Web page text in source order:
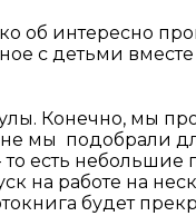
об интересно
с детьми
Конечно, мы
мы подобрали
то есть
на работе на
будет